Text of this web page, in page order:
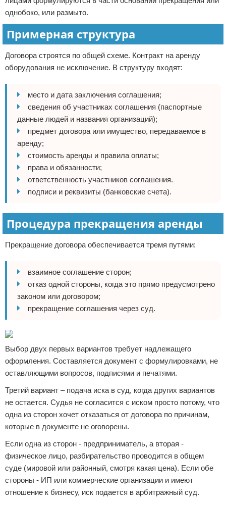
однобоко, или размыто.
Примерная структура
Договора строятся по общей схеме. Контракт на аренду
оборудования не исключение. В структуру входят:
место и дата заключения соглашения;
сведения об участниках соглашения (паспортные
данные людей и названия организаций);
предмет договора или имущество, передаваемое в
аренду;
стоимость аренды и правила оплаты;
права и обязанности;
ответственность участников соглашения.
подписи и реквизиты (банковские счета).
Процедура прекращения аренды
Прекращение договора обеспечивается тремя путями:
взаимное соглашение сторон;
отказ одной стороны, когда это прямо предусмотрено
законом или договором;
прекращение соглашения через суд.
Выбор двух первых вариантов требует надлежащего
оформления. Составляется документ с формулировками, не
оставляющими вопросов, подписями и печатями.
Третий вариант – подача иска в суд, когда других вариантов
не остается. Судья не согласится с иском просто потому, что
одна из сторон хочет отказаться от договора по причинам,
которые в документе не оговорены.
Если одна из сторон - предприниматель, а вторая -
физическое лицо, разбирательство проводится в общем
суде (мировой или районный, смотря какая цена). Если обе
стороны - ИП или коммерческие организации и имеют
отношение к бизнесу, иск подается в арбитражный суд.